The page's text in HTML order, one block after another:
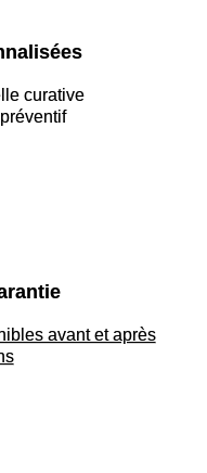
curative
avant et après